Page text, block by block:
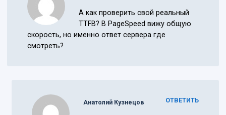
А как проверить свой реальный
TTFB? В PageSpeed вижу общую
скорость, но именно ответ сервера где
смотреть?
ОТВЕТИТЬ
Анатолий Кузнецов